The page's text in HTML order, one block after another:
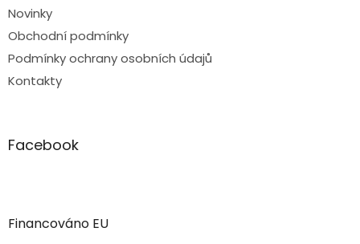
Novinky
Obchodní podmínky
Podmínky ochrany osobních údajů
Kontakty
Facebook
Financováno EU